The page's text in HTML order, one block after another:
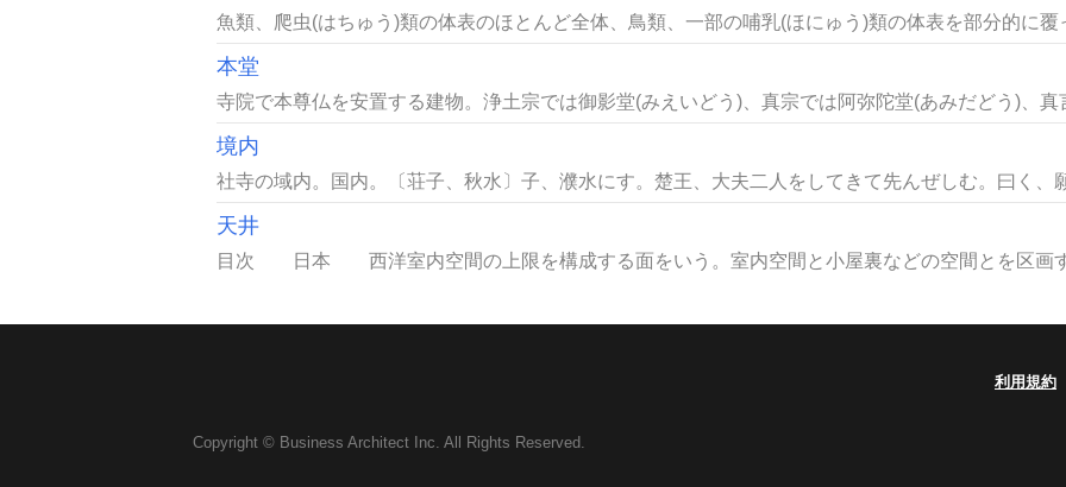
魚類、爬虫(はちゅう)類の体表のほとんど全体、鳥類、一部の哺乳(ほにゅう)類の体表を部分的に覆
本堂
寺院で本尊仏を安置する建物。浄土宗では御影堂(みえいどう)、真宗では阿弥陀堂(あみだどう)、真
境内
社寺の域内。国内。〔荘子、秋水〕子、濮水にす。楚王、大夫二人をしてきて先んぜしむ。曰く、
天井
目次 日本 西洋室内空間の上限を構成する面をいう。室内空間と小屋裏などの空間とを区画
利用規約
Copyright © Business Architect Inc. All Rights Reserved.